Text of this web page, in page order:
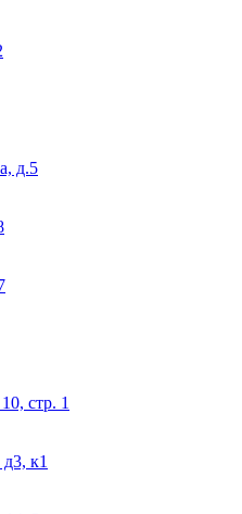
д.5
стр. 1
к1